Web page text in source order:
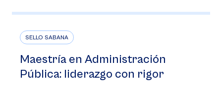
SELLO SABANA
Maestría en Administración
Pública: liderazgo con rigor